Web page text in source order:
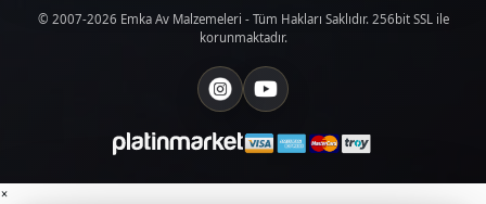
© 2007-2026 Emka Av Malzemeleri - Tüm Hakları Saklıdır. 256bit SSL ile
korunmaktadır.
×